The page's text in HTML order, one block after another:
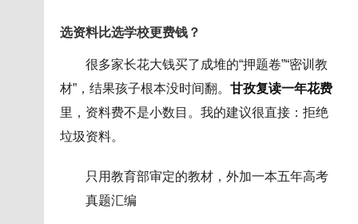
选资料比选学校更费钱？
很多家长花大钱买了成堆的“押题卷”“密训教
材”，结果孩子根本没时间翻。 甘孜复读一年花费
里，资料费不是小数目。我的建议很直接：拒绝
垃圾资料。
只用教育部审定的教材，外加一本五年高考
真题汇编